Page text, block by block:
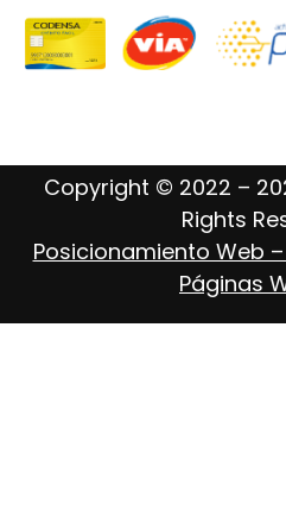
Copyright © 2022 –
Rights
Posicionamiento Web
Páginas